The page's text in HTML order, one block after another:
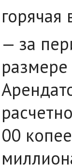
горячая
— за
00